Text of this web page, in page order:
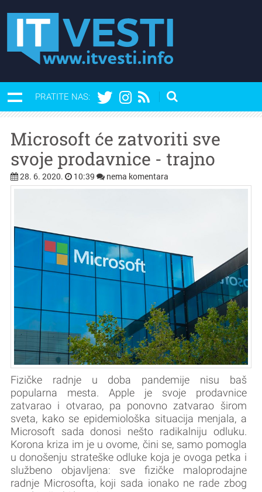
PRATITE NAS:
Microsoft će zatvoriti sve
svoje prodavnice - trajno
28. 6. 2020. 10:39 nema komentara
Fizičke radnje u doba pandemije nisu baš
popularna mesta. Apple je svoje prodavnice
zatvarao i otvarao, pa ponovno zatvarao širom
sveta, kako se epidemiološka situacija menjala, a
Microsoft sada donosi nešto radikalniju odluku.
Korona kriza im je u ovome, čini se, samo pomogla
u donošenju strateške odluke koja je ovoga petka i
službeno objavljena: sve fizičke maloprodajne
radnje Microsofta, koji sada ionako ne rade zbog